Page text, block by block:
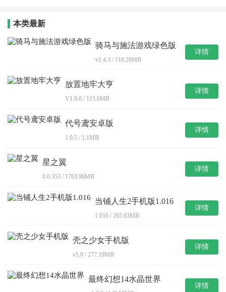
本类最新
骑马与施法游戏绿色版
v1.4.3 / 110.28MB
详情
放置地牢大亨
V1.0.0 / 115.6MB
详情
代号鸢安卓版
1.0.5 / 1.1MB
详情
星之翼
0.0.353 / 1763.96MB
详情
当铺人生2手机版1.016
1.016 / 205.63MB
详情
壳之少女手机版
v1.0 / 277.19MB
详情
最终幻想14水晶世界
详情